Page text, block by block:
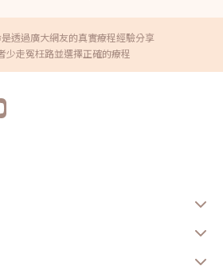
透過廣大網友的真實療程經驗分享
少走冤枉路並選擇正確的療程